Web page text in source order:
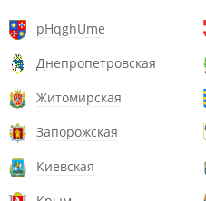
pHqghUme
Днепропетровская
Житомирская
Запорожская
Киевская